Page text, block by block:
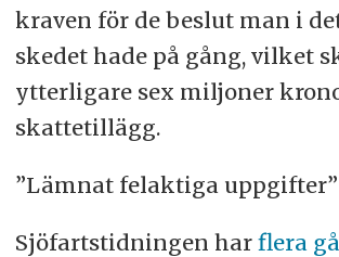
kraven för de beslut man i
skedet hade på gång, vilket
ytterligare sex miljoner
skattetillägg.
”Lämnat felaktiga uppgifter”
Sjöfartstidningen har flera